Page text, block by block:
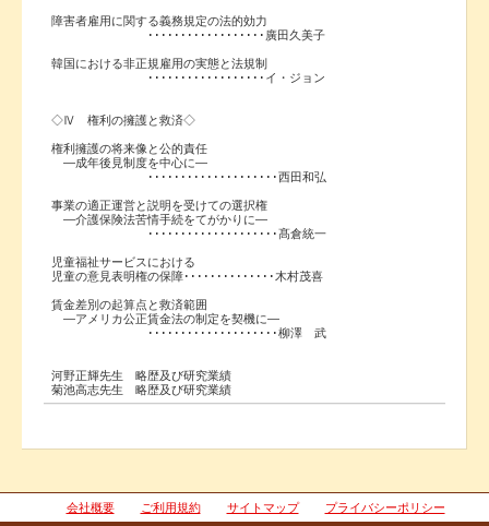
障害者雇用に関する義務規定の法的効力
･･････････････････廣田久美子
韓国における非正規雇用の実態と法規制
･･････････････････イ・ジョン
◇Ⅳ 権利の擁護と救済◇
権利擁護の将来像と公的責任
―成年後見制度を中心に―
････････････････････西田和弘
事業の適正運営と説明を受けての選択権
―介護保険法苦情手続をてがかりに―
････････････････････髙倉統一
児童福祉サービスにおける
児童の意見表明権の保障･･････････････木村茂喜
賃金差別の起算点と救済範囲
―アメリカ公正賃金法の制定を契機に―
････････････････････柳澤 武
河野正輝先生 略歴及び研究業績
菊池高志先生 略歴及び研究業績
会社概要 ご利用規約 サイトマップ プライバシーポリシー